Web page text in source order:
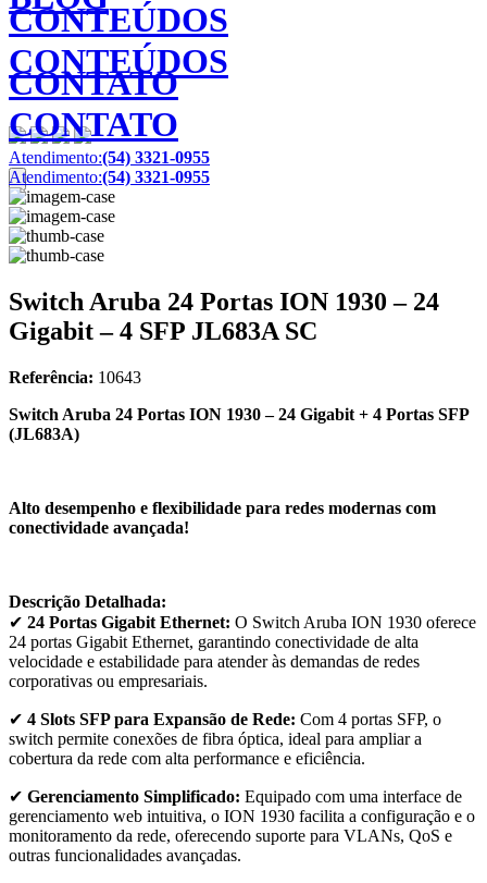
CONTEÚDOS
CONTATO
Atendimento:(54) 3321-0955
CONTEÚDOS
CONTATO
Atendimento:(54) 3321-0955
Switch Aruba 24 Portas ION 1930 – 24
Gigabit – 4 SFP JL683A SC
Referência: 10643
Switch Aruba 24 Portas ION 1930 – 24 Gigabit + 4 Portas SFP
(JL683A)
Alto desempenho e flexibilidade para redes modernas com
conectividade avançada!
Descrição Detalhada:
✔ 24 Portas Gigabit Ethernet: O Switch Aruba ION 1930 oferece
24 portas Gigabit Ethernet, garantindo conectividade de alta
velocidade e estabilidade para atender às demandas de redes
corporativas ou empresariais.
✔ 4 Slots SFP para Expansão de Rede: Com 4 portas SFP, o
switch permite conexões de fibra óptica, ideal para ampliar a
cobertura da rede com alta performance e eficiência.
✔ Gerenciamento Simplificado: Equipado com uma interface de
gerenciamento web intuitiva, o ION 1930 facilita a configuração e o
monitoramento da rede, oferecendo suporte para VLANs, QoS e
outras funcionalidades avançadas.